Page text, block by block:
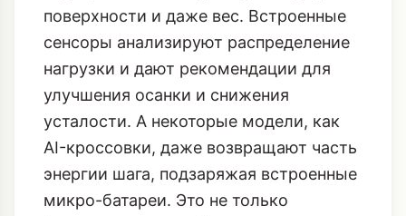
поверхности и даже вес. Встроенные
сенсоры анализируют распределение
нагрузки и дают рекомендации для
улучшения осанки и снижения
усталости. А некоторые модели, как
AI-кроссовки, даже возвращают часть
энергии шага, подзаряжая встроенные
микро-батареи. Это не только